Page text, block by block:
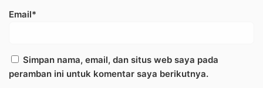
Email*
Simpan nama, email, dan situs web saya pada
peramban ini untuk komentar saya berikutnya.